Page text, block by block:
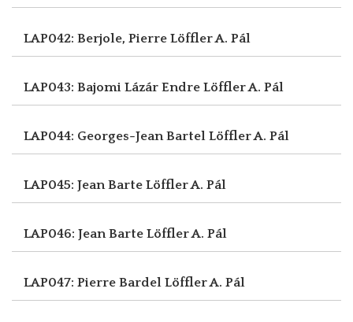
LAP042: Berjole, Pierre Löffler A. Pál
LAP043: Bajomi Lázár Endre Löffler A. Pál
LAP044: Georges-Jean Bartel Löffler A. Pál
LAP045: Jean Barte Löffler A. Pál
LAP046: Jean Barte Löffler A. Pál
LAP047: Pierre Bardel Löffler A. Pál